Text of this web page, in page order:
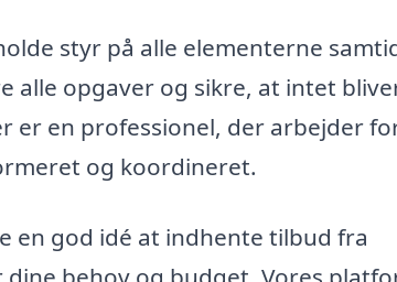
styr på alle elementerne
alle opgaver og sikre, at intet
er en professionel, der arbejder
og koordineret.
en god idé at indhente tilbud fra